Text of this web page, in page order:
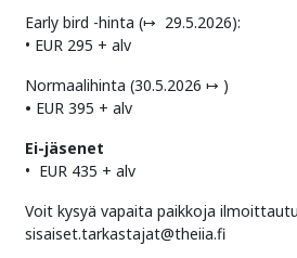
Early bird -hinta (↦ 29.5.2026):
• EUR 295 + alv
Normaalihinta (30.5.2026 ↦ )
• EUR 395 + alv
Ei-jäsenet
• EUR 435 + alv
Voit kysyä vapaita paikkoja
sisaiset.tarkastajat@theiia.fi